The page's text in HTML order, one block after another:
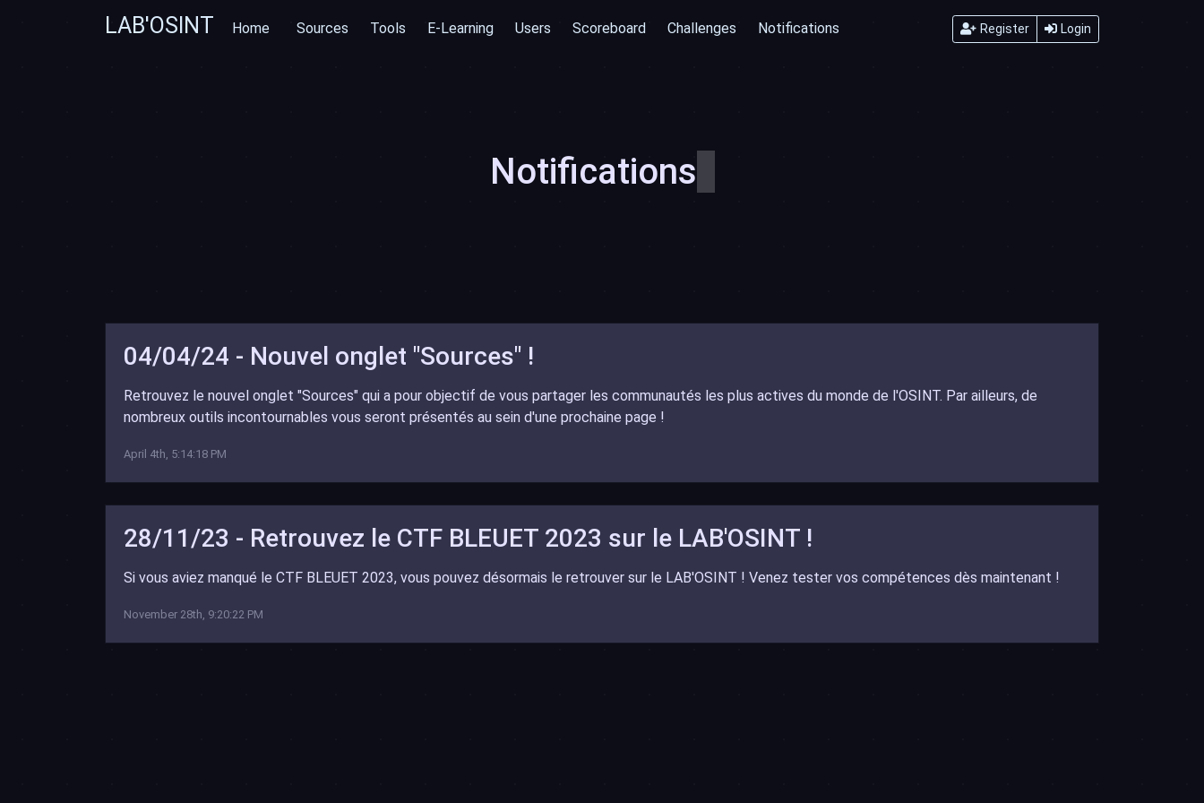
LAB'OSINT Home Sources Tools E-Learning Users Scoreboard Challenges Notifications Register Login
Notifications
04/04/24 - Nouvel onglet "Sources" !
Retrouvez le nouvel onglet "Sources" qui a pour objectif de vous partager les communautés les plus actives du monde de l'OSINT. Par ailleurs, de
nombreux outils incontournables vous seront présentés au sein d'une prochaine page !
April 4th, 5:14:18 PM
28/11/23 - Retrouvez le CTF BLEUET 2023 sur le LAB'OSINT !
Si vous aviez manqué le CTF BLEUET 2023, vous pouvez désormais le retrouver sur le LAB'OSINT ! Venez tester vos compétences dès maintenant !
November 28th, 9:20:22 PM